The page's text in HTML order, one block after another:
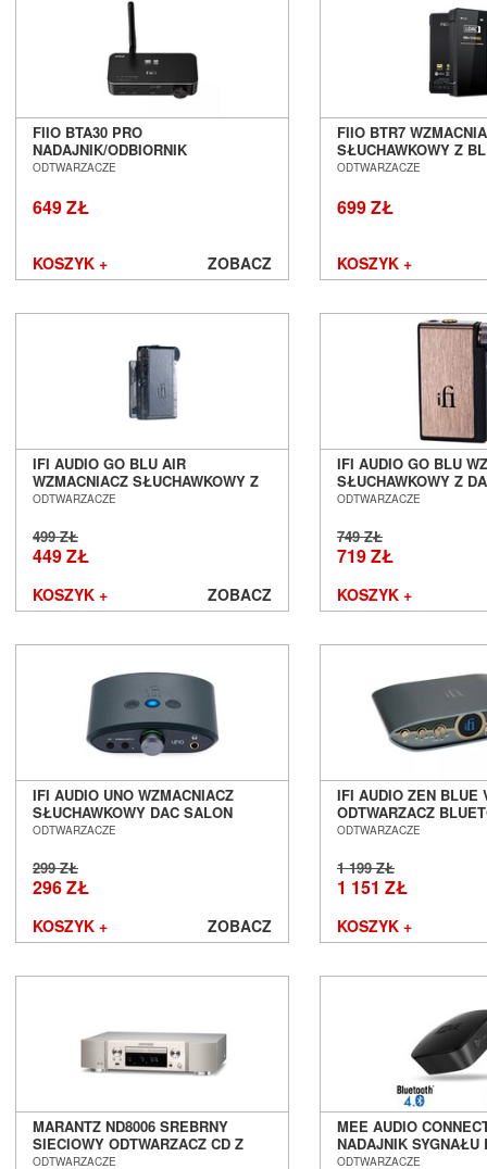
FIIO BTA30 PRO
NADAJNIK/ODBIORNIK
BLUETOOTH Z DAC SALON
ODTWARZACZE
649 ZŁ
KOSZYK + ZOBACZ
FIIO BTR7
SŁUCHAWKOWY Z
SALON POZNAŃ
ODTWARZACZE
699 ZŁ
KOSZYK +
IFI AUDIO GO BLU AIR
WZMACNIACZ SŁUCHAWKOWY Z
DAC BLUETOOTH SALON POZNAŃ
ODTWARZACZE
499 ZŁ
449 ZŁ
KOSZYK + ZOBACZ
IFI AUDIO GO BLU
SŁUCHAWKOWY Z
BLUETOOTH SALON
ODTWARZACZE
749 ZŁ
719 ZŁ
KOSZYK +
IFI AUDIO UNO WZMACNIACZ
SŁUCHAWKOWY DAC SALON
POZNAŃ WROCŁAW
ODTWARZACZE
299 ZŁ
296 ZŁ
KOSZYK + ZOBACZ
IFI AUDIO ZEN BLUE
ODTWARZACZ
SALON POZNAŃ
ODTWARZACZE
1 199 ZŁ
1 151 ZŁ
KOSZYK +
MARANTZ ND8006 SREBRNY
SIECIOWY ODTWARZACZ CD Z
DAC SALON POZNAŃ WROCŁAW
ODTWARZACZE
MEE AUDIO
NADAJNIK SYGNAŁU
SALON POZNAŃ
ODTWARZACZE